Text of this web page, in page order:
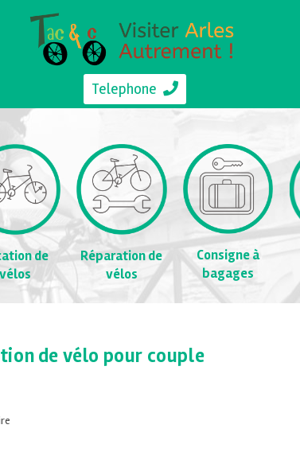
Telephone
de
vélos
Réparation de
vélos
Consigne à
bagages
de vélo pour couple